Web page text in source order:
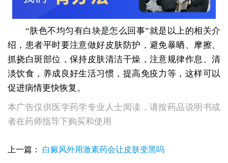
“肤色不均匀有白块是怎么回事”就是以上的相关介
绍，患者平时要注意做好皮肤防护，避免暴晒、摩擦、
抓挠白斑部位，保持皮肤清洁干燥，注意规律作息、清
淡饮食，养成良好生活习惯，提高免疫力等，这样可以
促进病情更快恢复。
本广告仅供医学药学专业人士阅读，请按药品说明书或
者在药师指导下购买和使用
上一篇： 白癜风外用激素药会让皮肤变黑吗